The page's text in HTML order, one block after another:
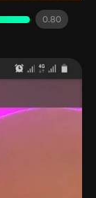
0.80